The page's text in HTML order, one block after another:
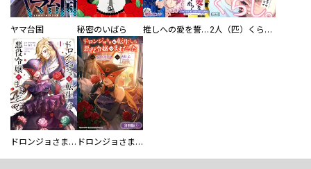
ヤマ台国 秘密のいばら 推しへの愛を誓いますか？～アラサー女子、推しは逃げぬが人生逃げる～ 2人（匹）くらし。
ドロンジョさまは転生しても悪役令嬢のままだった ドロンジョさまは転生しても悪役令嬢のままだった【分冊版】